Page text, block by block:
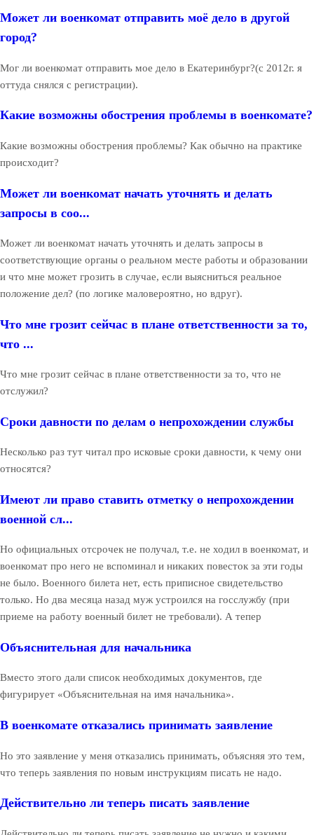
Может ли военкомат отправить моё дело в другой
город?
Мог ли военкомат отправить мое дело в Екатеринбург?(с 2012г. я
оттуда снялся с регистрации).
Какие возможны обострения проблемы в военкомате?
Какие возможны обострения проблемы? Как обычно на практике
происходит?
Может ли военкомат начать уточнять и делать
запросы в соо...
Может ли военкомат начать уточнять и делать запросы в
соответствующие органы о реальном месте работы и образовании
и что мне может грозить в случае, если выясниться реальное
положение дел? (по логике маловероятно, но вдруг).
Что мне грозит сейчас в плане ответственности за то,
что ...
Что мне грозит сейчас в плане ответственности за то, что не
отслужил?
Сроки давности по делам о непрохождении службы
Несколько раз тут читал про исковые сроки давности, к чему они
относятся?
Имеют ли право ставить отметку о непрохождении
военной сл...
Но официальных отсрочек не получал, т.е. не ходил в военкомат, и
военкомат про него не вспоминал и никаких повесток за эти годы
не было. Военного билета нет, есть приписное свидетельство
только. Но два месяца назад муж устроился на госслужбу (при
приеме на работу военный билет не требовали). А тепер
Объяснительная для начальника
Вместо этого дали список необходимых документов, где
фигурирует «Объяснительная на имя начальника».
В военкомате отказались принимать заявление
Но это заявление у меня отказались принимать, объясняя это тем,
что теперь заявления по новым инструкциям писать не надо.
Действительно ли теперь писать заявление